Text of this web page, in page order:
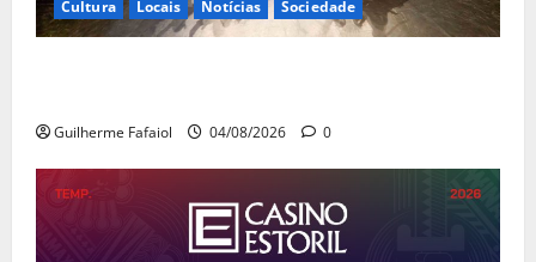
Cultura Locais Notícias Sociedade
Guilherme Fafaiol 04/08/2026 0